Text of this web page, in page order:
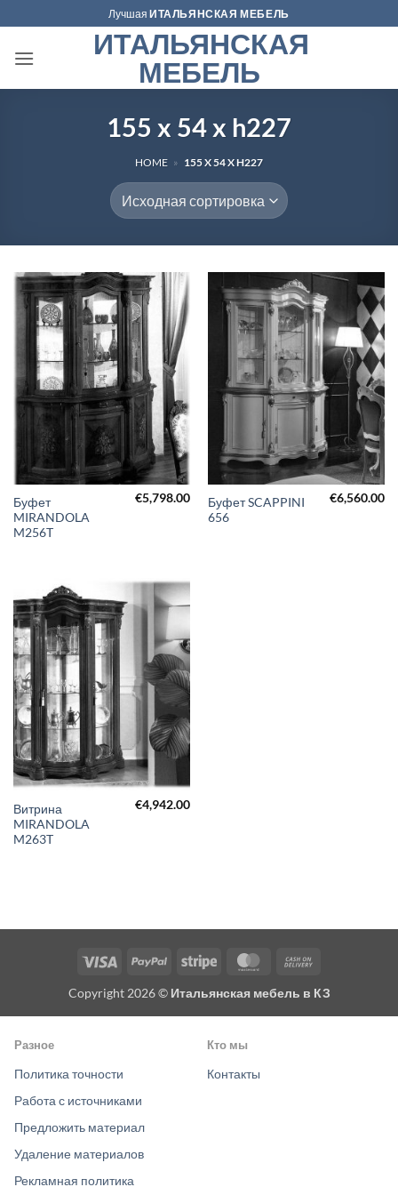
to
content
ЛучшаяИТАЛЬЯНСКАЯ МЕБЕЛЬ
ИТАЛЬЯНСКАЯ
МЕБЕЛЬ
155 x 54 x h227
HOME » 155 X 54 X H227
Буфет
MIRANDOLA
M256T
€5,798.00
Буфет SCAPPINI
656
€6,560.00
Витрина
MIRANDOLA
M263T
€4,942.00
Visa PayPal Stripe MasterCard
Delivery
Copyright 2026 © Итальянская мебель в КЗ
Разное
Политика точности
Работа с источниками
Предложить материал
Удаление материалов
Рекламная политика
Кто мы
Контакты